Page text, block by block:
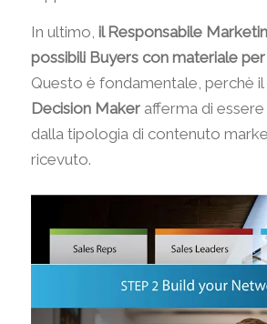
In ultimo, il Responsabile
possibili Buyers con materiale
Questo è fondamentale, perchè il
Decision Makerafferma di
dalla tipologia di contenuto
ricevuto.